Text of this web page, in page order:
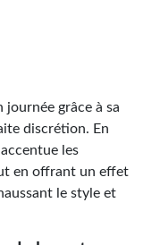
grâce à sa
discrétion. En
les
en offrant un effet
le style et